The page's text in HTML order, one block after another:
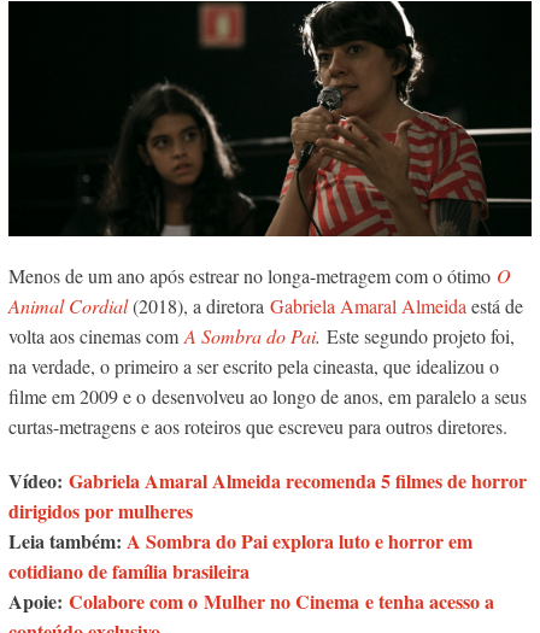
Menos de um ano após estrear no longa-metragem com o ótimo O
Animal Cordial(2018), a diretora Gabriela Amaral Almeidaestá de
volta aos cinemas comA Sombra do Pai. Este segundo projeto foi,
na verdade, o primeiro a ser escrito pela cineasta, que idealizou o
filme em 2009 e o desenvolveu ao longo de anos, em paralelo a seus
curtas-metragens e aos roteiros que escreveu para outros diretores.
Vídeo: GabrielaAmaral Almeida recomenda 5 filmes de horror
dirigidos por mulheres
Leia também: A Sombra do Pai explora luto e horror em
cotidiano de família brasileira
Apoie: Colabore com o Mulher no Cinema e tenha acesso a